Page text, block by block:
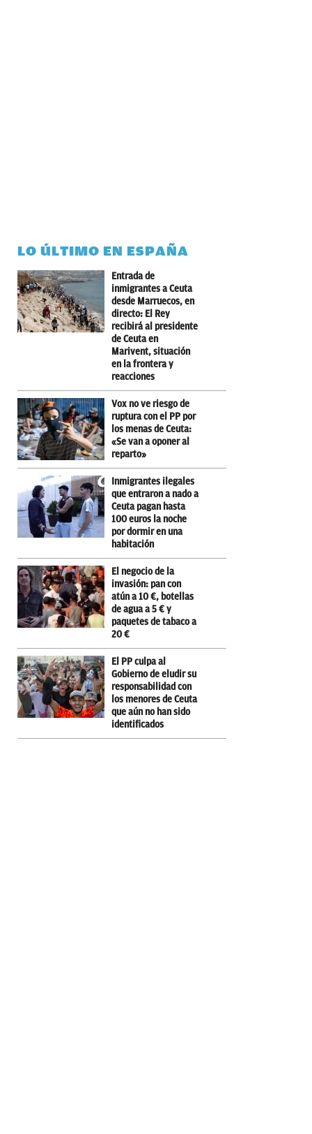
LO ÚLTIMO EN ESPAÑA
Entrada de
inmigrantes a Ceuta
desde Marruecos, en
directo: El Rey
recibirá al presidente
de Ceuta en
Marivent, situación
en la frontera y
reacciones
Vox no ve riesgo de
ruptura con el PP por
los menas de Ceuta:
«Se van a oponer al
reparto»
Inmigrantes ilegales
que entraron a nado a
Ceuta pagan hasta
100 euros la noche
por dormir en una
habitación
El negocio de la
invasión: pan con
atún a 10 €, botellas
de agua a 5 € y
paquetes de tabaco a
20 €
El PP culpa al
Gobierno de eludir su
responsabilidad con
los menores de Ceuta
que aún no han sido
identificados